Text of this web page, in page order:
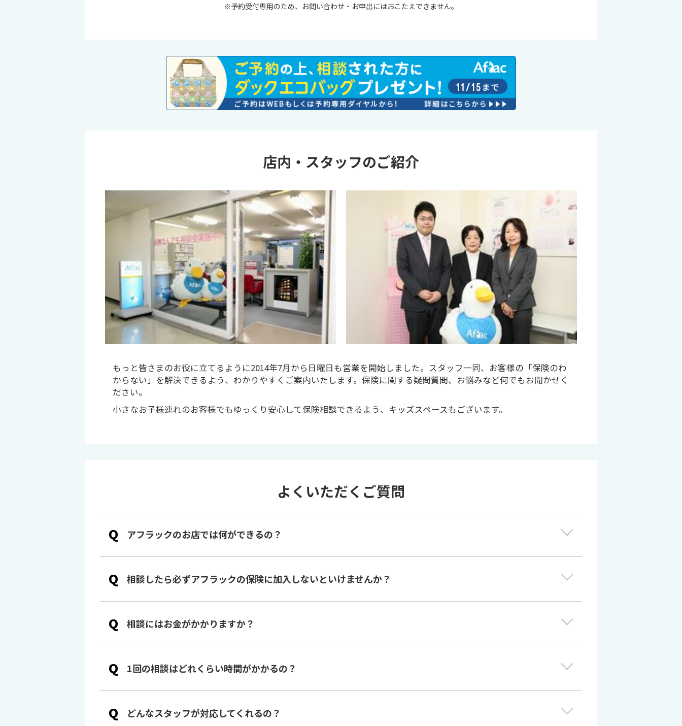
※予約受付専用のため、お問い合わせ・お申出にはおこたえできません。
店内・スタッフのご紹介
もっと皆さまのお役に立てるように2014年7月から日曜日も営業を開始しました。スタッフ一同、お客様の「保険のわ
からない」を解決できるよう、わかりやすくご案内いたします。保険に関する疑問質問、お悩みなど何でもお聞かせく
ださい。
小さなお子様連れのお客様でもゆっくり安心して保険相談できるよう、キッズスペースもございます。
よくいただくご質問
Q アフラックのお店では何ができるの？
Q 相談したら必ずアフラックの保険に加入しないといけませんか？
Q 相談にはお金がかかりますか？
Q 1回の相談はどれくらい時間がかかるの？
Q どんなスタッフが対応してくれるの？